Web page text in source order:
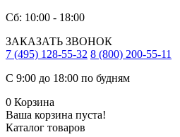
Сб: 10:00 - 18:00
ЗАКАЗАТЬ ЗВОНОК
7 (495) 128-55-32 8 (800) 200-55-11
С 9:00 до 18:00 по будням
0 Корзина
Ваша корзина пуста!
Каталог товаров